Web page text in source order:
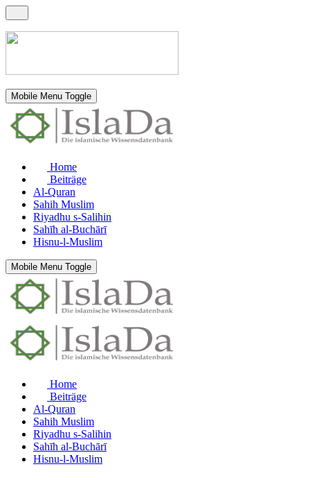
Mobile Menu Toggle
Home
Beiträge
Al-Quran
Sahih Muslim
Riyadhu s-Salihin
Sahīh al-Buchārī
Hisnu-l-Muslim
Mobile Menu Toggle
Home
Beiträge
Al-Quran
Sahih Muslim
Riyadhu s-Salihin
Sahīh al-Buchārī
Hisnu-l-Muslim